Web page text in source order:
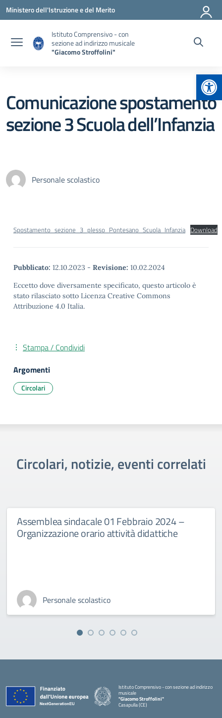
Vai ai contenuti
Vai al menu di navigazione
Vai al footer
Ministero dell'Istruzione e del Merito
Istituto Comprensivo - con
sezione ad indirizzo musicale
"Giacomo Stroffolini"
Comunicazione spostamento
sezione 3 Scuola dell’Infanzia
Personale scolastico
Spostamento_sezione_3_plesso_Pontesano_Scuola_Infanzia Download
Pubblicato: 12.10.2023 - Revisione: 10.02.2024
Eccetto dove diversamente specificato, questo articolo è
stato rilasciato sotto Licenza Creative Commons
Attribuzione 4.0 Italia.
Stampa / Condividi
Argomenti
Circolari
Circolari, notizie, eventi correlati
Assemblea sindacale 01 Febbraio 2024 –
Organizzazione orario attività didattiche
Personale scolastico
Istituto Comprensivo - con sezione ad indirizzo
musicale
"Giacomo Stroffolini"
Casapulla (CE)